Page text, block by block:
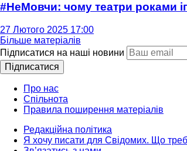
#НеМовчи: чому театри роками
27 Лютого 2025 17:00
Більше матеріалів
Підписатися на наші новини
Підписатися
Про нас
Спільнота
Правила поширення матеріалів
Редакційна політика
Я хочу писати для Свідомих. Що